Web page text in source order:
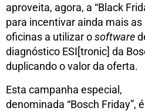
aproveita, agora, a “Black
para incentivar ainda mais as
oficinas a utilizar osoftware
diagnóstico ESI[tronic] da
duplicando o valor da oferta.
Esta campanha especial,
denominada “Bosch Friday”, é